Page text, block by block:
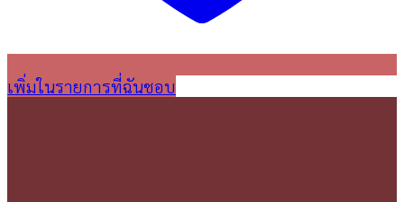
เพิ่มในรายการที่ฉันชอบ